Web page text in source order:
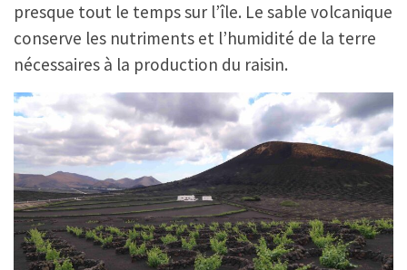
presque tout le temps sur l’île. Le sable volcanique
conserve les nutriments et l’humidité de la terre
nécessaires à la production du raisin.